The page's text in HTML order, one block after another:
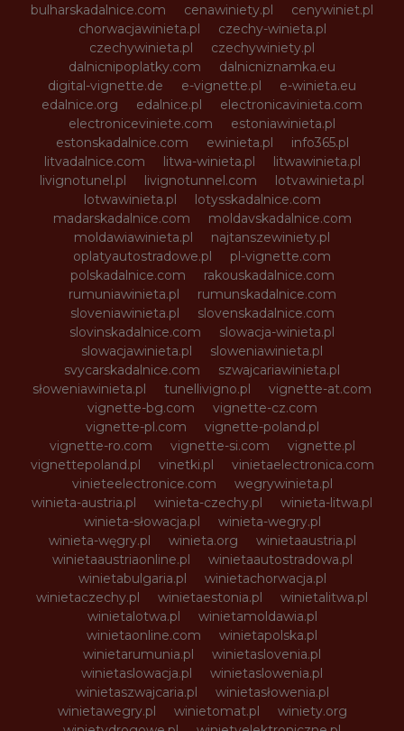
bulharskadalnice.com
cenawiniety.pl
cenywiniet.pl
chorwacjawinieta.pl
czechy-winieta.pl
czechywinieta.pl
czechywiniety.pl
dalnicnipoplatky.com
dalnicniznamka.eu
digital-vignette.de
e-vignette.pl
e-winieta.eu
edalnice.org
edalnice.pl
electronicavinieta.com
electroniceviniete.com
estoniawinieta.pl
estonskadalnice.com
ewinieta.pl
info365.pl
litvadalnice.com
litwa-winieta.pl
litwawinieta.pl
livignotunel.pl
livignotunnel.com
lotvawinieta.pl
lotwawinieta.pl
lotysskadalnice.com
madarskadalnice.com
moldavskadalnice.com
moldawiawinieta.pl
najtanszewiniety.pl
oplatyautostradowe.pl
pl-vignette.com
polskadalnice.com
rakouskadalnice.com
rumuniawinieta.pl
rumunskadalnice.com
sloveniawinieta.pl
slovenskadalnice.com
slovinskadalnice.com
slowacja-winieta.pl
slowacjawinieta.pl
sloweniawinieta.pl
svycarskadalnice.com
szwajcariawinieta.pl
słoweniawinieta.pl
tunellivigno.pl
vignette-at.com
vignette-bg.com
vignette-cz.com
vignette-pl.com
vignette-poland.pl
vignette-ro.com
vignette-si.com
vignette.pl
vignettepoland.pl
vinetki.pl
vinietaelectronica.com
vinieteelectronice.com
wegrywinieta.pl
winieta-austria.pl
winieta-czechy.pl
winieta-litwa.pl
winieta-słowacja.pl
winieta-wegry.pl
winieta-węgry.pl
winieta.org
winietaaustria.pl
winietaaustriaonline.pl
winietaautostradowa.pl
winietabulgaria.pl
winietachorwacja.pl
winietaczechy.pl
winietaestonia.pl
winietalitwa.pl
winietalotwa.pl
winietamoldawia.pl
winietaonline.com
winietapolska.pl
winietarumunia.pl
winietaslovenia.pl
winietaslowacja.pl
winietaslowenia.pl
winietaszwajcaria.pl
winietasłowenia.pl
winietawegry.pl
winietomat.pl
winiety.org